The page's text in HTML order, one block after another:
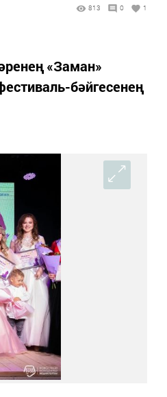
813 0 1
«Заман»
бәйгесенең